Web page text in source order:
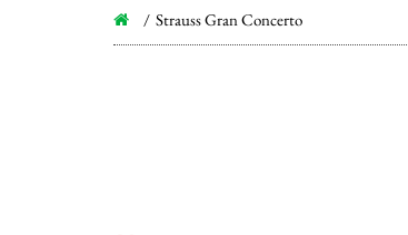
Strauss Gran Concerto